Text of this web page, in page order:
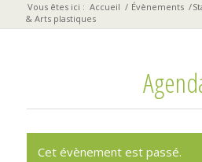
Vous êtes ici : Accueil / Évènements /
& Arts plastiques
Cet évènement est passé.